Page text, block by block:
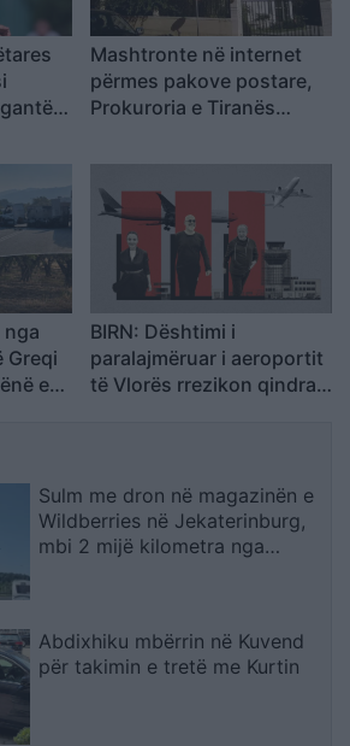
Mashtronte në internet
përmes pakove postare,
Prokuroria e Tiranës
Greqi
e
kokë
BIRN: Dështimi i
paralajmëruar i aeroportit
të Vlorës rrezikon qindra
Sulm me dron në magazinën e
Wildberries në Jekaterinburg,
mbi 2 mijë kilometra nga
Abdixhiku mbërrin në Kuvend
për takimin e tretë me Kurtin